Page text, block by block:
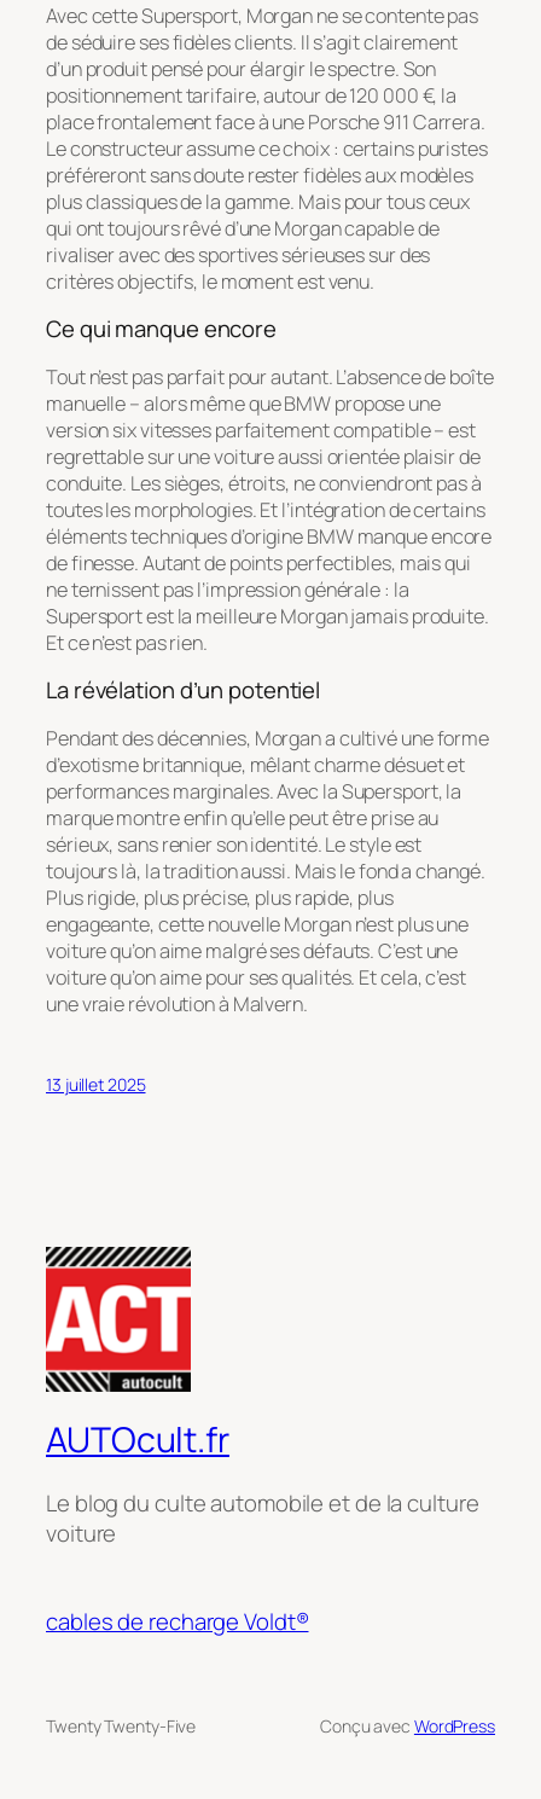
Avec cette Supersport, Morgan ne se contente pas
de séduire ses fidèles clients. Il s’agit clairement
d’un produit pensé pour élargir le spectre. Son
positionnement tarifaire, autour de 120 000 €, la
place frontalement face à une Porsche 911 Carrera.
Le constructeur assume ce choix : certains puristes
préféreront sans doute rester fidèles aux modèles
plus classiques de la gamme. Mais pour tous ceux
qui ont toujours rêvé d’une Morgan capable de
rivaliser avec des sportives sérieuses sur des
critères objectifs, le moment est venu.
Ce qui manque encore
Tout n’est pas parfait pour autant. L’absence de boîte
manuelle – alors même que BMW propose une
version six vitesses parfaitement compatible – est
regrettable sur une voiture aussi orientée plaisir de
conduite. Les sièges, étroits, ne conviendront pas à
toutes les morphologies. Et l’intégration de certains
éléments techniques d’origine BMW manque encore
de finesse. Autant de points perfectibles, mais qui
ne ternissent pas l’impression générale : la
Supersport est la meilleure Morgan jamais produite.
Et ce n’est pas rien.
La révélation d’un potentiel
Pendant des décennies, Morgan a cultivé une forme
d’exotisme britannique, mêlant charme désuet et
performances marginales. Avec la Supersport, la
marque montre enfin qu’elle peut être prise au
sérieux, sans renier son identité. Le style est
toujours là, la tradition aussi. Mais le fond a changé.
Plus rigide, plus précise, plus rapide, plus
engageante, cette nouvelle Morgan n’est plus une
voiture qu’on aimemalgréses défauts. C’est une
voiture qu’on aimepourses qualités. Et cela, c’est
une vraie révolution à Malvern.
13 juillet 2025
AUTOcult.fr
Le blog du culte automobile et de la culture
voiture
cables de recharge Voldt®
Twenty Twenty-Five Conçu avec WordPress